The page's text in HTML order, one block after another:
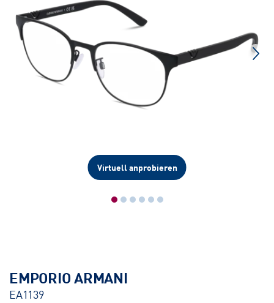
Virtuell anprobieren
EMPORIO ARMANI
EA1139